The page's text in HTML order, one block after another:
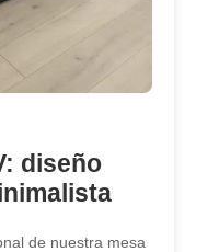
diseño
de nuestra mesa